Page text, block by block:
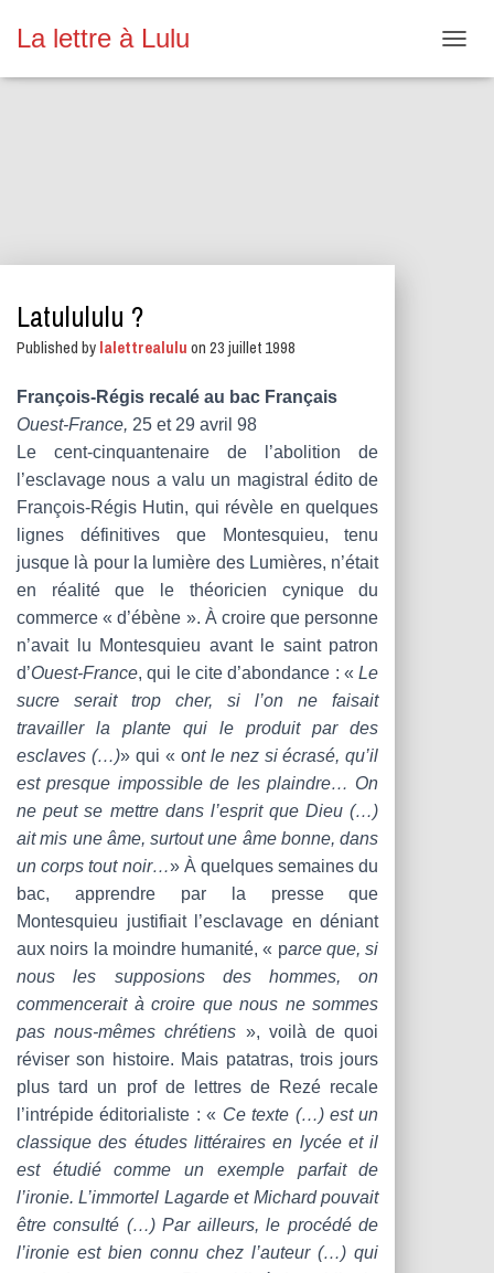
La lettre à Lulu
U
Latulululu ?
Published bylalettrealuluon23 juillet 1998
François-Régis recalé au bac Français
Ouest-France, 25 et 29 avril 98
Le cent-cinquantenaire de l’abolition de
l’esclavage nous a valu un magistral édito de
François-Régis Hutin, qui révèle en quelques
lignes définitives que Montesquieu, tenu
jusque là pour la lumière des Lumières, n’était
en réalité que le théoricien cynique du
commerce « d’ébène ». À croire que personne
n’avait lu Montesquieu avant le saint patron
d’Ouest-France, qui le cite d’abondance : «Le
sucre serait trop cher, si l’on ne faisait
travailler la plante qui le produit par des
esclaves (…)» qui « ont le nez si écrasé, qu’il
est presque impossible de les plaindre… On
ne peut se mettre dans l’esprit que Dieu (…)
ait mis une âme, surtout une âme bonne, dans
un corps tout noir…» À quelques semaines du
bac, apprendre par la presse que
Montesquieu justifiait l’esclavage en déniant
aux noirs la moindre humanité, « parce que, si
nous les supposions des hommes, on
commencerait à croire que nous ne sommes
pas nous-mêmes chrétiens », voilà de quoi
réviser son histoire. Mais patatras, trois jours
plus tard un prof de lettres de Rezé recale
l’intrépide éditorialiste : « Ce texte (…) est un
classique des études littéraires en lycée et il
est étudié comme un exemple parfait de
l’ironie. L’immortel Lagarde et Michard pouvait
être consulté (…) Par ailleurs, le procédé de
l’ironie est bien connu chez l’auteur (…) qui